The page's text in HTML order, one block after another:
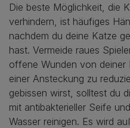
Die beste Möglichkeit, die
verhindern, ist häufiges
nachdem du deine Katze
hast. Vermeide raues
offene Wunden von deiner
einer Ansteckung zu
gebissen wirst, solltest du
mit antibakterieller Seife
Wasser reinigen. Es wird